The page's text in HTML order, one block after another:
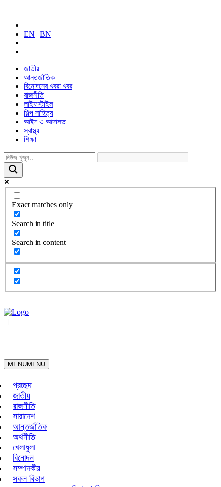
EN | BN
জাতীয়
আন্তর্জাতিক
বিনোদনের খবরা খবর
রাজনীতি
লাইফস্টাইল
শিল্প সাহিত্য
আইন ও আদালত
স্বাস্থ্য
শিক্ষা
Exact matches only
Search in title
Search in content
|
MENUMENU
প্রচ্ছদ
জাতীয়
রাজনীতি
সারাদেশ
আন্তর্জাতিক
অর্থনীতি
খেলাধুলা
বিনোদন
সম্পাদকীয়
সকল বিভাগ